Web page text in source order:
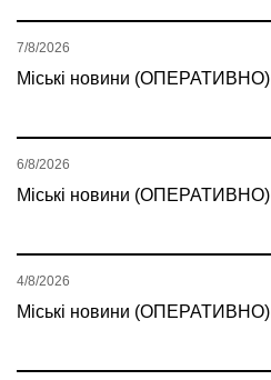
Міські новини (ОПЕРАТИВНО)
7/8/2026
Міські новини (ОПЕРАТИВНО)
6/8/2026
Міські новини (ОПЕРАТИВНО)
4/8/2026